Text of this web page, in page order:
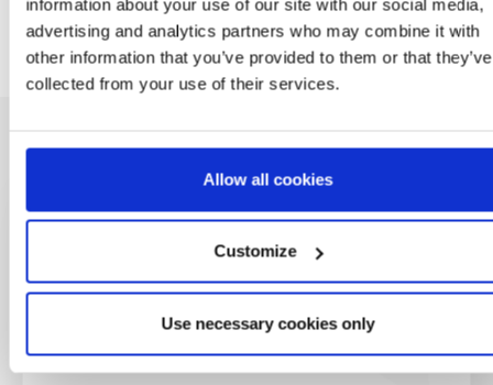
information about your use of our site with our social media,
advertising and analytics partners who may combine it with
other information that you’ve provided to them or that they’ve
collected from your use of their services.
Allow all cookies
Customize
Use necessary cookies only
Seja o primeiro a
saber
Ofertas especiais, eventos e notícias do